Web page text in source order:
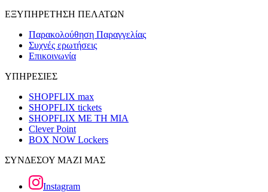
ΕΞΥΠΗΡΕΤΗΣΗ ΠΕΛΑΤΩΝ
Παρακολούθηση Παραγγελίας
Συχνές ερωτήσεις
Επικοινωνία
ΥΠΗΡΕΣΙΕΣ
SHOPFLIX max
SHOPFLIX tickets
SHOPFLIX ΜΕ ΤΗ ΜΙΑ
Clever Point
BOX NOW Lockers
ΣΥΝΔΕΣΟΥ ΜΑΖΙ ΜΑΣ
Instagram